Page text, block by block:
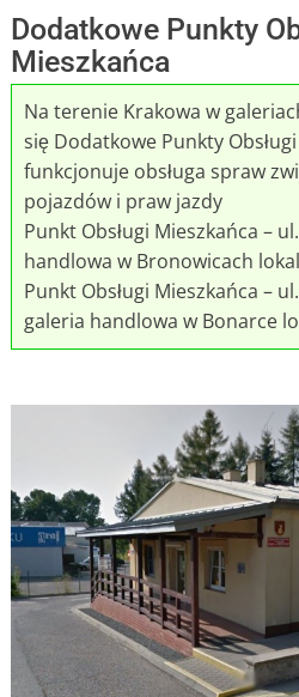
Dodatkowe Punkty
Mieszkańca
Na terenie Krakowa w
się Dodatkowe Punkty
funkcjonuje obsługa spraw
pojazdów i praw jazdy
Punkt Obsługi Mieszkańca –
handlowa w Bronowicach
Punkt Obsługi Mieszkańca –
galeria handlowa w Bonarce